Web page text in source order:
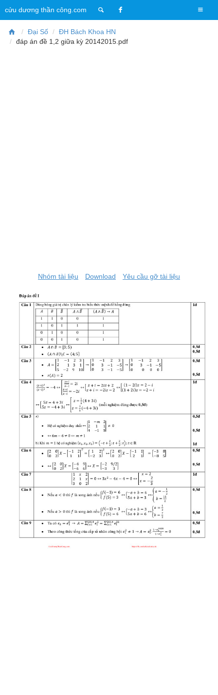
T
o
cửu dương thần công.com
Đại Số
ĐH Bách Khoa HN
đáp án đề 1,2 giữa kỳ 20142015.pdf
Nhóm tài liệu Download Yêu cầu gỡ tài liệu